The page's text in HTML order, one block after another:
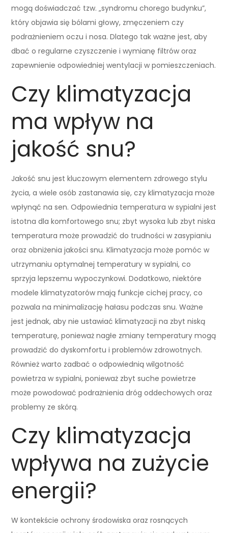
mogą doświadczać tzw. „syndromu chorego budynku”,
który objawia się bólami głowy, zmęczeniem czy
podrażnieniem oczu i nosa. Dlatego tak ważne jest, aby
dbać o regularne czyszczenie i wymianę filtrów oraz
zapewnienie odpowiedniej wentylacji w pomieszczeniach.
Czy klimatyzacja
ma wpływ na
jakość snu?
Jakość snu jest kluczowym elementem zdrowego stylu
życia, a wiele osób zastanawia się, czy klimatyzacja może
wpłynąć na sen. Odpowiednia temperatura w sypialni jest
istotna dla komfortowego snu; zbyt wysoka lub zbyt niska
temperatura może prowadzić do trudności w zasypianiu
oraz obniżenia jakości snu. Klimatyzacja może pomóc w
utrzymaniu optymalnej temperatury w sypialni, co
sprzyja lepszemu wypoczynkowi. Dodatkowo, niektóre
modele klimatyzatorów mają funkcje cichej pracy, co
pozwala na minimalizację hałasu podczas snu. Ważne
jest jednak, aby nie ustawiać klimatyzacji na zbyt niską
temperaturę, ponieważ nagłe zmiany temperatury mogą
prowadzić do dyskomfortu i problemów zdrowotnych.
Również warto zadbać o odpowiednią wilgotność
powietrza w sypialni, ponieważ zbyt suche powietrze
może powodować podrażnienia dróg oddechowych oraz
problemy ze skórą.
Czy klimatyzacja
wpływa na zużycie
energii?
W kontekście ochrony środowiska oraz rosnących